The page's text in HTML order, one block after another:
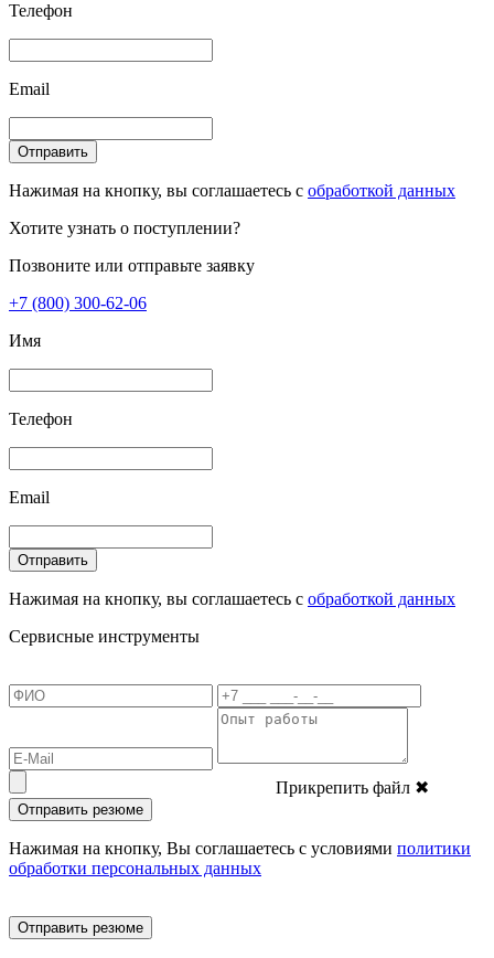
Телефон
Email
Отправить
Нажимая на кнопку, вы соглашаетесь с обработкой данных
Хотите узнать о поступлении?
Позвоните или отправьте заявку
+7 (800) 300-62-06
Имя
Телефон
Email
Отправить
Нажимая на кнопку, вы соглашаетесь с обработкой данных
Сервисные инструменты
Прикрепить файл ✖
Отправить резюме
Нажимая на кнопку, Вы соглашаетесь с условиями политики
обработки персональных данных
Отправить резюме